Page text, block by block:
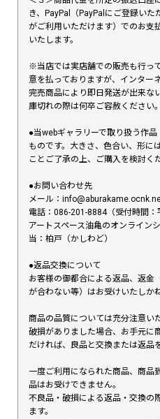
き、PayPal（PayPalにご登録い
がご利用いただけます）でのお支
いたします。
※当店では実店舗での販売も行っ
意を払っておりますが、インター
完売商品により即日発送が出来な
庫切れの際は何卒ご容赦ください。
●当webギャラリーで取り扱う作
ものです。大きさ、色合い、形に
ことご了承の上、ご購入を検討く
●お問い合わせ先
メール：
電話：086-201-8884（受付時間：
アートスペース油亀のオンライ
当：柏戸（かしわど）
●返品交換について
お客様の御都合による返品、返金
が合わない等）はお受けいたしか
商品の品質については充分注意い
破損がありました場合、お手元に
だければ、良品と交換または返品
一度ご利用になられた商品、商品
品はお受けできません。
不良品・破損による返品・交換の
ます。